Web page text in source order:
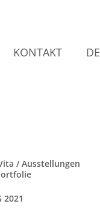
KONTAKT DE
/ Ausstellungen
2021